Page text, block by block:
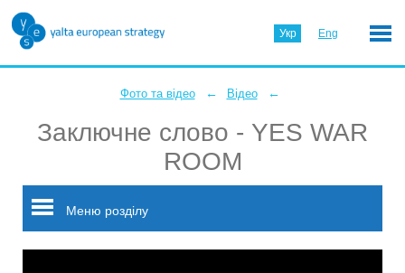
Укр Eng
Фото та відео ← Відео ←
Заключне слово - YES WAR
ROOM
Меню розділу